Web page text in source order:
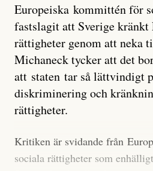
Det verkar vara en underdrift,
Hausfather.
”Det ser ut som att årets El
sannolikhet kommer att bli den
tillförlitliga mätningar inleddes
marginal”, skriver han.
Europeiska kommittén för
fastslagit att Sverige
rättigheter genom att neka
Michaneck tycker att det
att staten tar så lättvindigt
diskriminering och
rättigheter.
Kritiken är svidande från
sociala rättigheter som